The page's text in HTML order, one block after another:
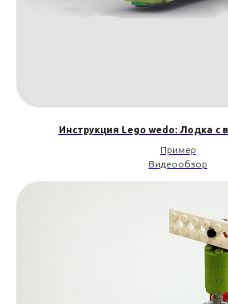
Инструкция Lego wedo: Лодка с
Пример
Видеообзор